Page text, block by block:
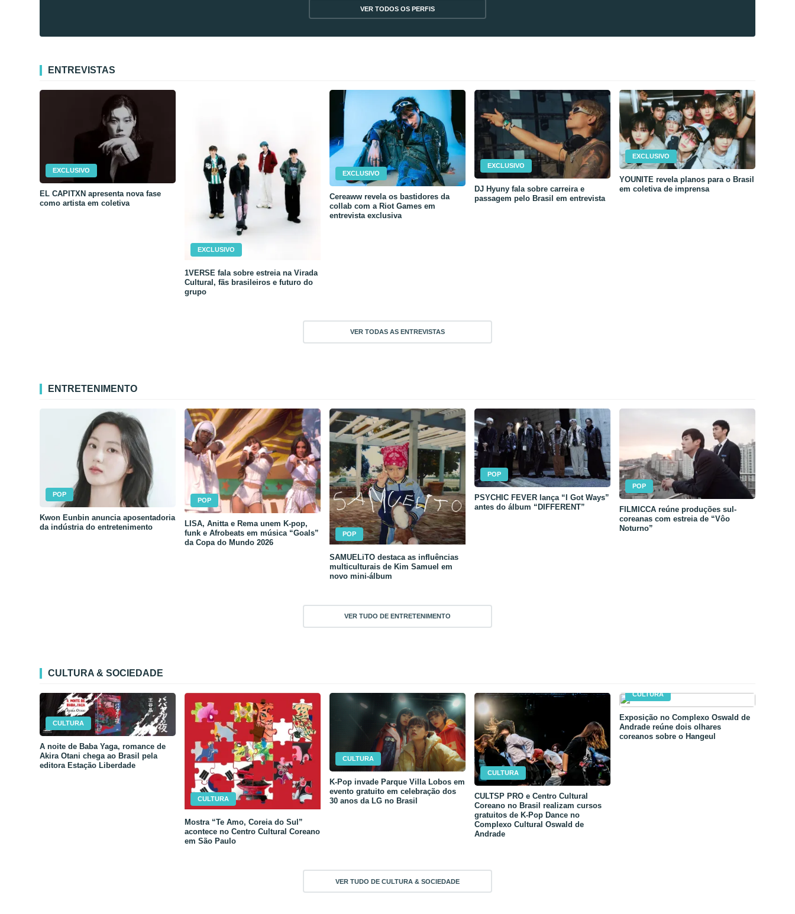
VER TODOS OS PERFIS
ENTREVISTAS
EXCLUSIVO
EL CAPITXN apresenta nova fase
como artista em coletiva
EXCLUSIVO
1VERSE fala sobre estreia na Virada
Cultural, fãs brasileiros e futuro do
grupo
EXCLUSIVO
Cereaww revela os bastidores da
collab com a Riot Games em
entrevista exclusiva
EXCLUSIVO
DJ Hyuny fala sobre carreira e
passagem pelo Brasil em entrevista
EXCLUSIVO
YOUNITE revela planos para o Brasil
em coletiva de imprensa
VER TODAS AS ENTREVISTAS
ENTRETENIMENTO
POP
Kwon Eunbin anuncia aposentadoria
da indústria do entretenimento
POP
LISA, Anitta e Rema unem K-pop,
funk e Afrobeats em música “Goals”
da Copa do Mundo 2026
POP
SAMUELiTO destaca as influências
multiculturais de Kim Samuel em
novo mini-álbum
POP
PSYCHIC FEVER lança “I Got Ways”
antes do álbum “DIFFERENT”
POP
FILMICCA reúne produções sul-
coreanas com estreia de “Vôo
Noturno”
VER TUDO DE ENTRETENIMENTO
CULTURA & SOCIEDADE
CULTURA
A noite de Baba Yaga, romance de
Akira Otani chega ao Brasil pela
editora Estação Liberdade
CULTURA
Mostra “Te Amo, Coreia do Sul”
acontece no Centro Cultural Coreano
em São Paulo
CULTURA
K-Pop invade Parque Villa Lobos em
evento gratuito em celebração dos
30 anos da LG no Brasil
CULTURA
CULTSP PRO e Centro Cultural
Coreano no Brasil realizam cursos
gratuitos de K-Pop Dance no
Complexo Cultural Oswald de
Andrade
CULTURA
Exposição no Complexo Oswald de
Andrade reúne dois olhares
coreanos sobre o Hangeul
VER TUDO DE CULTURA & SOCIEDADE